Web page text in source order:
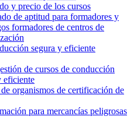
y precio de los cursos
de aptitud para formadores y
formadores de centros de
segura y eficiente
de cursos de conducción
eficiente
organismos de certificación de
para mercancías peligrosas